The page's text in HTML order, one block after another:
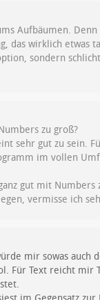
Aufbäumen.
das wirklich
sondern
zu groß?
sehr gut zu sein.
im vollen
gut mit Numbers
vermisse ich
mir sowas auch
Für Text reicht